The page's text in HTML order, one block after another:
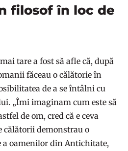
filosof în loc de
tare a fost să afle că, după
făceau o călătorie în
de a se întâlni cu
„Îmi imaginam cum este să
de om, cred că e ceva
călătorii demonstrau o
a oamenilor din Antichitate,